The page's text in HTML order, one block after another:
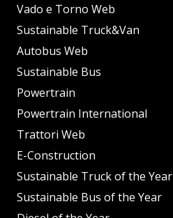
Vado e Torno Web
Sustainable Truck&Van
Autobus Web
Sustainable Bus
Powertrain
Powertrain International
Trattori Web
E-Construction
Sustainable Truck of the Year
Sustainable Bus of the Year